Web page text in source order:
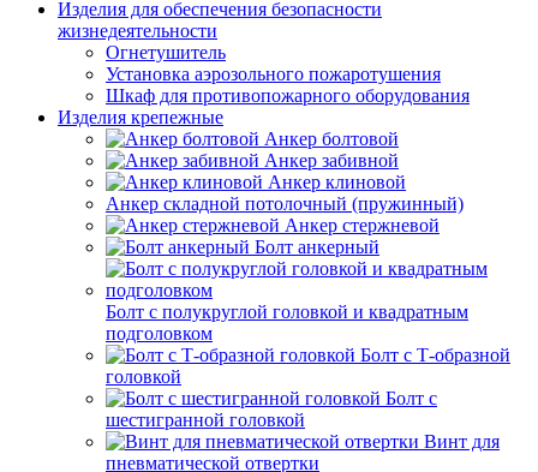
Изделия для обеспечения безопасности
жизнедеятельности
Огнетушитель
Установка аэрозольного пожаротушения
Шкаф для противопожарного оборудования
Изделия крепежные
Анкер болтовой
Анкер забивной
Анкер клиновой
Анкер складной потолочный (пружинный)
Анкер стержневой
Болт анкерный
Болт с полукруглой головкой и квадратным
подголовком
Болт с Т-образной
головкой
Болт с
шестигранной головкой
Винт для
пневматической отвертки